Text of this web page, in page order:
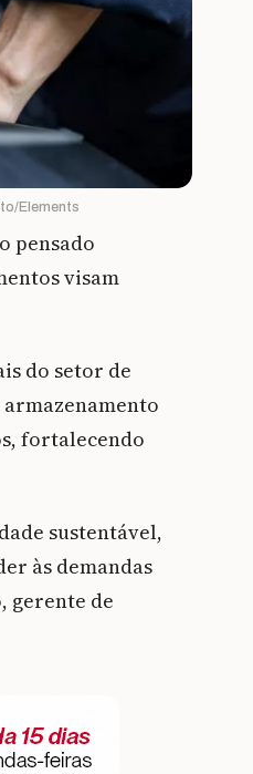
Elements
pensado
visam
do setor de
armazenamento
fortalecendo
sustentável,
às demandas
gerente de